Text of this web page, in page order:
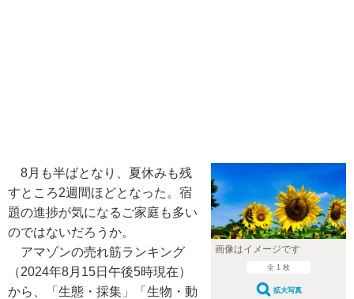
画像はイメージです
全 1 枚
拡大写真
8月も半ばとなり、夏休みも残
すところ2週間ほどとなった。宿
題の進捗が気になるご家庭も多い
のではないだろうか。
アマゾンの売れ筋ランキング
（2024年8月15日午後5時現在）
から、「生態・採集」「生物・動